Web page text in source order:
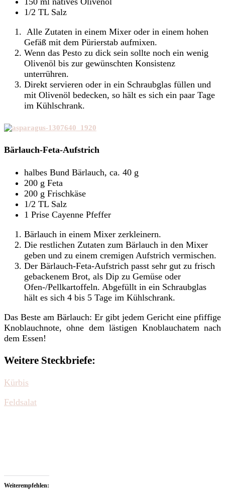
1/2 TL Salz
Alle Zutaten in einem Mixer oder in einem hohen
Gefäß mit dem Pürierstab aufmixen.
Wenn das Pesto zu dick sein sollte noch ein wenig
Olivenöl bis zur gewünschten Konsistenz
unterrühren.
Direkt servieren oder in ein Schraubglas füllen und
mit Olivenöl bedecken, so hält es sich ein paar Tage
im Kühlschrank.
Bärlauch-Feta-Aufstrich
halbes Bund Bärlauch, ca. 40 g
200 g Feta
200 g Frischkäse
1/2 TL Salz
1 Prise Cayenne Pfeffer
Bärlauch in einem Mixer zerkleinern.
Die restlichen Zutaten zum Bärlauch in den Mixer
geben und zu einem cremigen Aufstrich vermischen.
Der Bärlauch-Feta-Aufstrich passt sehr gut zu frisch
gebackenem Brot, als Dip zu Gemüse oder
Ofen-/Pellkartoffeln. Abgefüllt in ein Schraubglas
hält es sich 4 bis 5 Tage im Kühlschrank.
Das Beste am Bärlauch: Er gibt jedem Gericht eine pfiffige
Knoblauchnote, ohne dem lästigen Knoblauchatem nach
dem Essen!
Weitere Steckbriefe:
Kürbis
Feldsalat
Weiterempfehlen: